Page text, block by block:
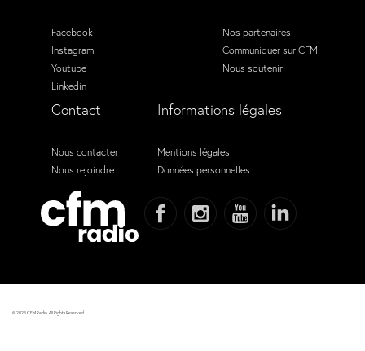
Facebook
Instagram
Youtube
Linkedin
Nos partenaires
Communiquer sur CFM
Nous soutenir
Contact
Nous contacter
Nous rejoindre
Informations légales
Mentions légales
Données personnelles
© 2023 CFM Radio. All Rights Reserved.